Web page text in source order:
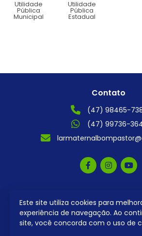
Utilidade
Pública
Municipal
Utilidade
Pública
Estadual
Este site utiliza cookies para
experiência de navegação. Ao
site, você concorda com o uso de
Contato
(47) 98465-
(47) 99736-
2026 © Todos os direitos